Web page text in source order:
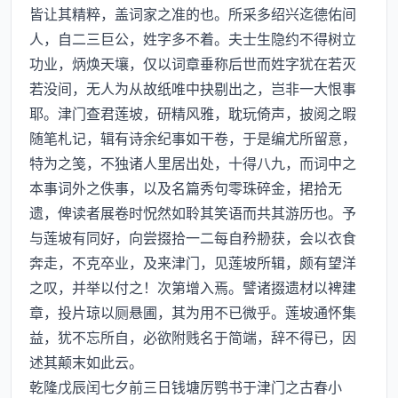
皆让其精粹，盖词家之准的也。所采多绍兴迄德佑间
人，自二三巨公，姓字多不着。夫士生隐约不得树立
功业，炳焕天壤，仅以词章垂称后世而姓字犹在若灭
若没间，无人为从故纸唯中抉剔出之，岂非一大恨事
耶。津门查君莲坡，研精风雅，耽玩倚声，披阅之暇
随笔札记，辑有诗余纪事如干卷，于是编尤所留意，
特为之笺，不独诸人里居出处，十得八九，而词中之
本事词外之佚事，以及名篇秀句零珠碎金，捃拾无
遗，俾读者展卷时怳然如聆其笑语而共其游历也。予
与莲坡有同好，向尝掇拾一二每自矜刱获，会以衣食
奔走，不克卒业，及来津门，见莲坡所辑，颇有望洋
之叹，并举以付之！次第增入焉。譬诸掇遗材以裨建
章，投片琼以厕悬圃，其为用不已微乎。莲坡通怀集
益，犹不忘所自，必欲附贱名于简端，辞不得已，因
述其颠末如此云。
乾隆戊辰闰七夕前三日钱塘厉鹗书于津门之古春小